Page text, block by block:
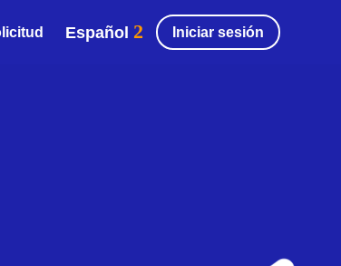
Español Iniciar sesión